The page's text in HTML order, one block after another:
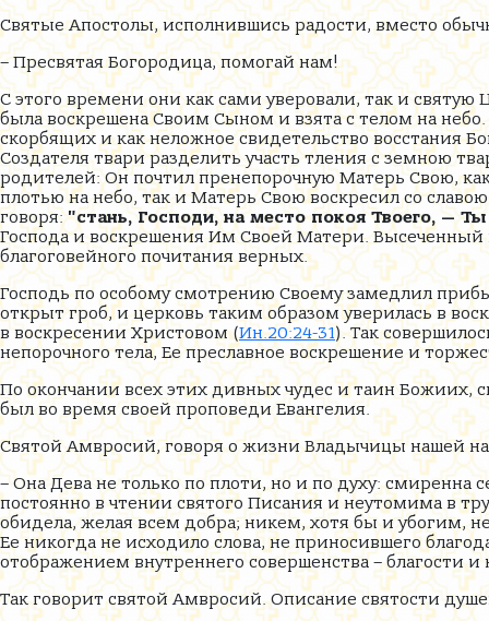
Святые Апостолы, исполнившись радости, вместо
– Пресвятая Богородица, помогай нам!
С этого времени они как сами уверовали, так и
была воскрешена Своим Сыном и взята с телом на
скорбящих и как неложное свидетельство восстания
Создателя твари разделить участь тления с земною
родителей: Он почтил пренепорочную Матерь Свою,
плотью на небо, так и Матерь Свою воскресил со
говоря:"стань, Господи, на место покоя Твоего, —
Господа и воскрешения Им Своей Матери. Высеченный
благоговейного почитания верных.
Господь по особому смотрению Своему замедлил
открыт гроб, и церковь таким образом уверилась в
в воскресении Христовом (Ин.20:24-31). Так
непорочного тела, Ее преславное воскрешение и
По окончании всех этих дивных чудес и таин Божиих,
был во время своей проповеди Евангелия.
Святой Амвросий, говоря о жизни Владычицы нашей
– Она Дева не только по плоти, но и по духу:
постоянно в чтении святого Писания и неутомима в
обидела, желая всем добра; никем, хотя бы и убогим,
Ее никогда не исходило слова, не приносившего
отображением внутреннего совершенства – благости и
Так говорит святой Амвросий. Описание святости